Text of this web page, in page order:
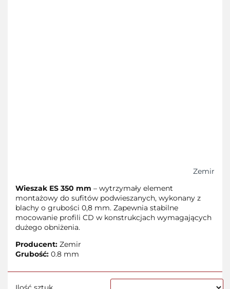
Zemir
Wieszak ES 350 mm – wytrzymały element
montażowy do sufitów podwieszanych, wykonany z
blachy o grubości 0,8 mm. Zapewnia stabilne
mocowanie profili CD w konstrukcjach wymagających
dużego obniżenia.
Producent: Zemir
Grubość: 0.8 mm